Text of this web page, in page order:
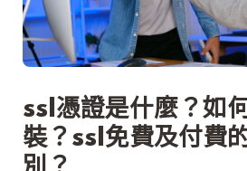
ssl憑證是什麼？如
裝？ssl免費及付費